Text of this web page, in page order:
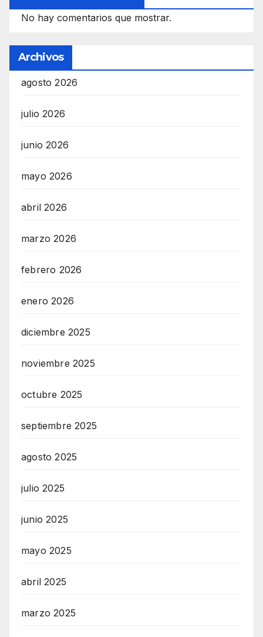
No hay comentarios que mostrar.
Archivos
agosto 2026
julio 2026
junio 2026
mayo 2026
abril 2026
marzo 2026
febrero 2026
enero 2026
diciembre 2025
noviembre 2025
octubre 2025
septiembre 2025
agosto 2025
julio 2025
junio 2025
mayo 2025
abril 2025
marzo 2025